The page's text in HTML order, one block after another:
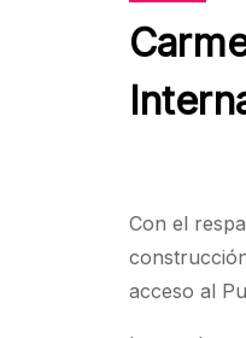
Con el
acceso al